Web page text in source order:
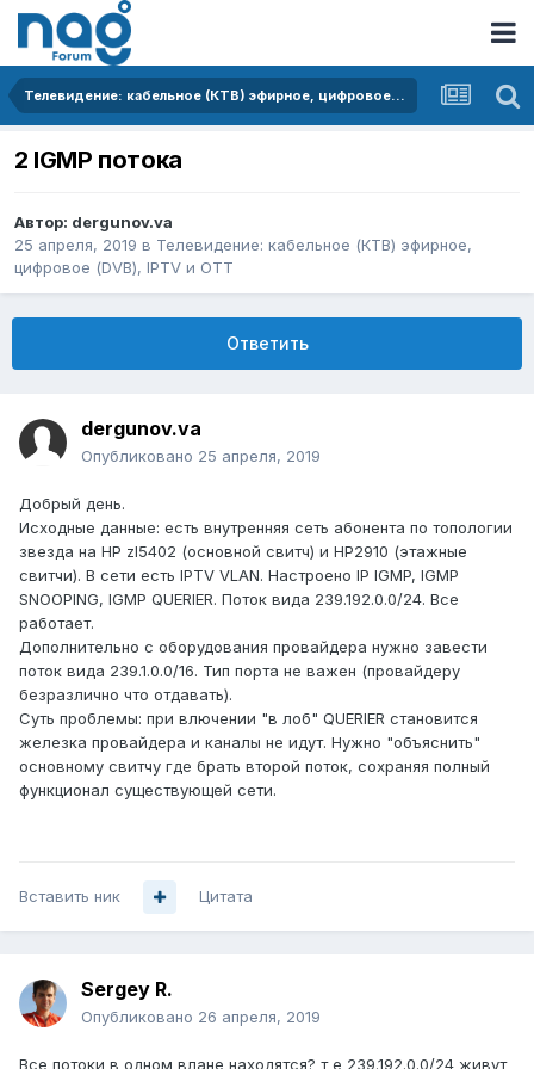
Телевидение: кабельное (КТВ) эфирное, цифровое (DVB), IPTV и OTT
2 IGMP потока
Автор: dergunov.va
25 апреля, 2019 в Телевидение: кабельное (КТВ) эфирное,
цифровое (DVB), IPTV и OTT
Ответить
dergunov.va
Опубликовано 25 апреля, 2019
Добрый день.
Исходные данные: есть внутренняя сеть абонента по топологии
звезда на HP zl5402 (основной свитч) и HP2910 (этажные
свитчи). В сети есть IPTV VLAN. Настроено IP IGMP, IGMP
SNOOPING, IGMP QUERIER. Поток вида 239.192.0.0/24. Все
работает.
Дополнительно с оборудования провайдера нужно завести
поток вида 239.1.0.0/16. Тип порта не важен (провайдеру
безразлично что отдавать).
Суть проблемы: при влючении "в лоб" QUERIER становится
железка провайдера и каналы не идут. Нужно "объяснить"
основному свитчу где брать второй поток, сохраняя полный
функционал существующей сети.
Вставить ник Цитата
Sergey R.
Опубликовано 26 апреля, 2019
Все потоки в одном влане находятся? т е 239.192.0.0/24 живут